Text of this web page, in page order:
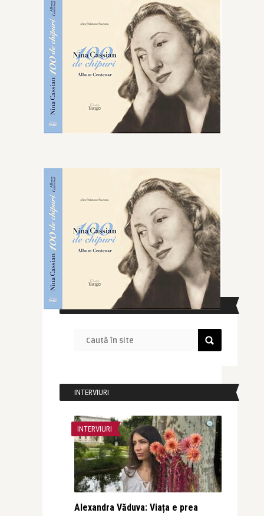
CAUTĂ ÎN SITE
INTERVIURI
INTERVIURI
Alexandra Văduva: Viața e prea